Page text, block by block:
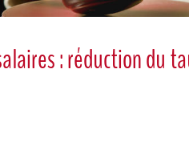
: réduction du